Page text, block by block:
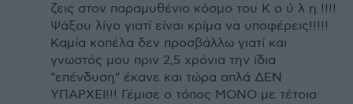
ζεις στον παραμυθένιο κόσμο του Κ ο ύ λ η !!!!
Ψάξου λίγο γιατί είναι κρίμα να υποφέρεις!!!!!
Καμία κοπέλα δεν προσβάλλω γιατί και
γνωστός μου πριν 2,5 χρόνια την ίδια
"επένδυση" έκανε και τώρα απλά ΔΕΝ
ΥΠΑΡΧΕΙ!!! Γέμισε ο τόπος ΜΟΝΟ με τέτοια